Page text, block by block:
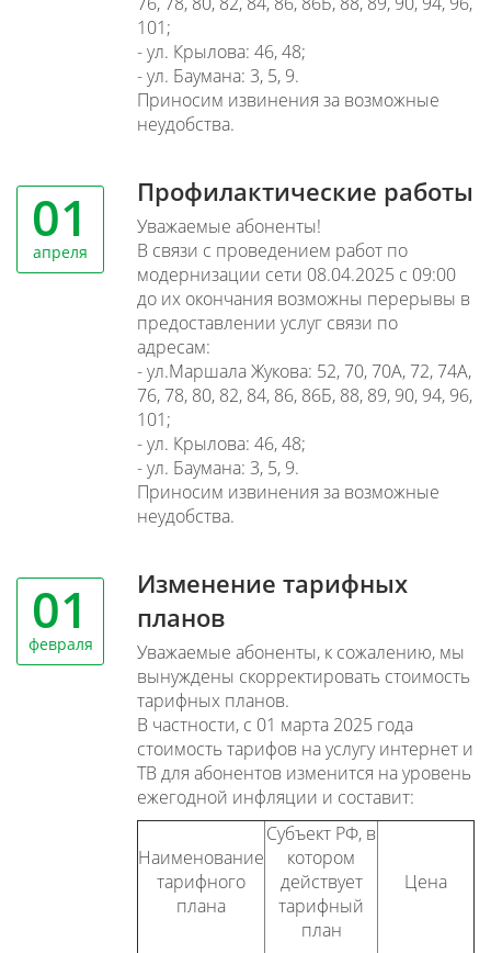
101;
- ул. Крылова: 46, 48;
- ул. Баумана: 3, 5, 9.
Приносим извинения за возможные
неудобства.
01
апреля
Профилактические работы
Уважаемые абоненты!
В связи с проведением работ по
модернизации сети 08.04.2025 с 09:00
до их окончания возможны перерывы в
предоставлении услуг связи по
адресам:
- ул.Маршала Жукова: 52, 70, 70А, 72, 74А,
76, 78, 80, 82, 84, 86, 86Б, 88, 89, 90, 94, 96,
101;
- ул. Крылова: 46, 48;
- ул. Баумана: 3, 5, 9.
Приносим извинения за возможные
неудобства.
01
февраля
Изменение тарифных
планов
Уважаемые абоненты, к сожалению, мы
вынуждены скорректировать стоимость
тарифных планов.
В частности, с 01 марта 2025 года
стоимость тарифов на услугу интернет и
ТВ для абонентов изменится на уровень
ежегодной инфляции и составит:
Наименование
тарифного
плана
Субъект РФ, в
котором
действует
тарифный
план
Цена